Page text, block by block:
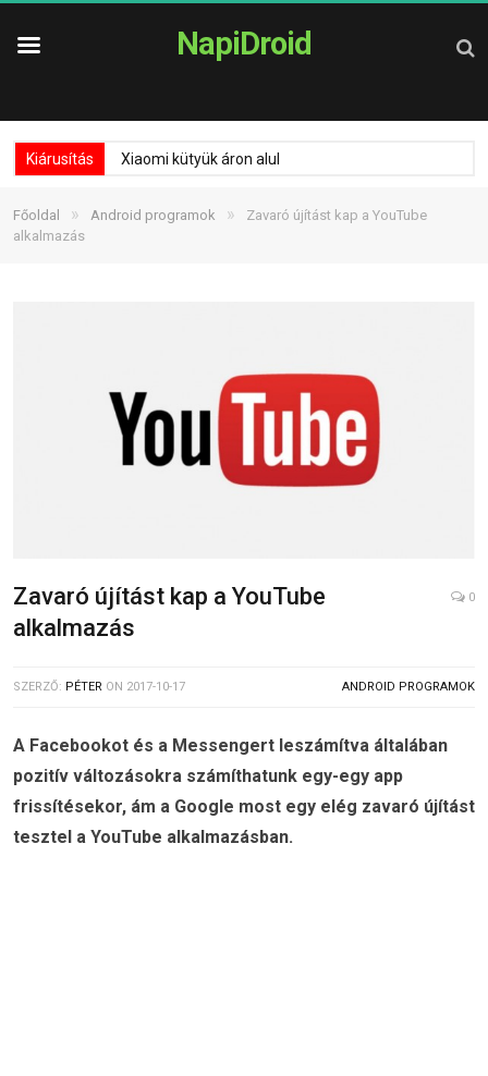
NapiDroid
Kiárusítás Xiaomi kütyük áron alul
Főoldal » Android programok »
Zavaró újítást kap a YouTube
alkalmazás
Zavaró újítást kap a YouTube
alkalmazás
0
SZERZŐ: PÉTER ON 2017-10-17 ANDROID PROGRAMOK
A Facebookot és a Messengert leszámítva általában
pozitív változásokra számíthatunk egy-egy app
frissítésekor, ám a Google most egy elég zavaró újítást
tesztel a YouTube alkalmazásban.